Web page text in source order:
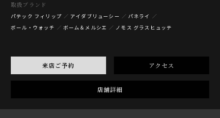
取扱ブランド
パテック フィリップ アイダブリューシー
パネライ
ボール・ウォッチ
ボーム＆メルシエ ノモス グラスヒュッテ
来店ご予約 アクセス
店舗詳細